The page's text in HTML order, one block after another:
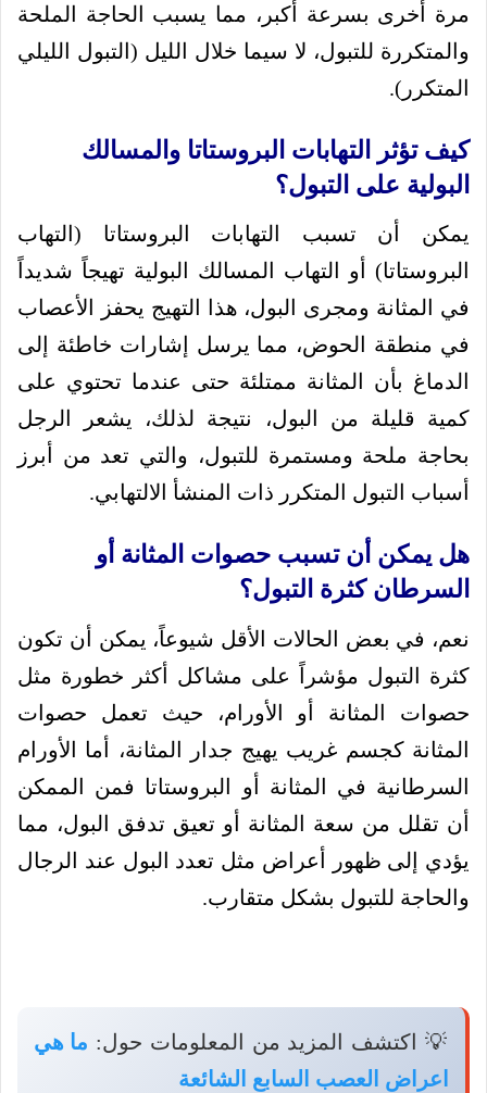
مرة أخرى بسرعة أكبر، مما يسبب الحاجة الملحة
والمتكررة للتبول، لا سيما خلال الليل (التبول الليلي
المتكرر).
كيف تؤثر التهابات البروستاتا والمسالك
البولية على التبول؟
يمكن أن تسبب التهابات البروستاتا (التهاب
البروستاتا) أو التهاب المسالك البولية تهيجاً شديداً
في المثانة ومجرى البول، هذا التهيج يحفز الأعصاب
في منطقة الحوض، مما يرسل إشارات خاطئة إلى
الدماغ بأن المثانة ممتلئة حتى عندما تحتوي على
كمية قليلة من البول، نتيجة لذلك، يشعر الرجل
بحاجة ملحة ومستمرة للتبول، والتي تعد من أبرز
أسباب التبول المتكرر ذات المنشأ الالتهابي.
هل يمكن أن تسبب حصوات المثانة أو
السرطان كثرة التبول؟
نعم، في بعض الحالات الأقل شيوعاً، يمكن أن تكون
كثرة التبول مؤشراً على مشاكل أكثر خطورة مثل
حصوات المثانة أو الأورام، حيث تعمل حصوات
المثانة كجسم غريب يهيج جدار المثانة، أما الأورام
السرطانية في المثانة أو البروستاتا فمن الممكن
أن تقلل من سعة المثانة أو تعيق تدفق البول، مما
يؤدي إلى ظهور أعراض مثل تعدد البول عند الرجال
والحاجة للتبول بشكل متقارب.
💡 اكتشف المزيد من المعلومات حول: ما هي
اعراض العصب السابع الشائعة